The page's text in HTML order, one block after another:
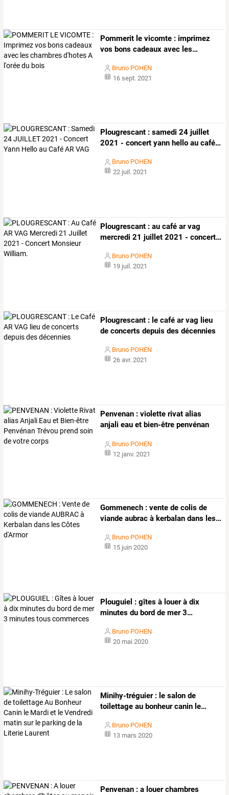
Pommerit le vicomte : imprimez
vos bons cadeaux avec les…
Bruno POHEN
16 sept. 2021
Plougrescant : samedi 24 juillet
2021 - concert yann hello au café…
Bruno POHEN
22 juil. 2021
Plougrescant : au café arvag
mercredi 21 juillet 2021 - concert…
Bruno POHEN
19 juil. 2021
Plougrescant : le café ar vag lieu
de concerts depuis des décennies
Bruno POHEN
26 avr. 2021
Penvenan : violette rivat alias
anjali eau et bien-être penvénan
Bruno POHEN
12 janv. 2021
Gommenech : vente de colis de
viande aubrac à kerbalan dans les…
Bruno POHEN
15 juin 2020
Plouguiel : gîtes à louerà dix
minutes du bord de mer3…
Bruno POHEN
20 mai 2020
Minihy-tréguier: le salon de
toilettage au bonheurcanin le…
Bruno POHEN
13 mars 2020
Penvenan : a louerchambres